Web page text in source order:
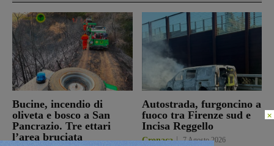
Bucine, incendio di
oliveta e bosco a San
Pancrazio. Tre ettari
l’area bruciata
Autostrada, furgoncino a
fuoco tra Firenze sud e
Incisa Reggello
Cronaca 7 Agosto 2026
×